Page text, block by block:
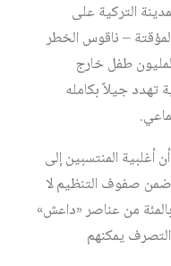
التركية على
– ناقوس الخطر
ونصف المليون طفل خارج
تهدد جيلاً بكامله
المنتسبين إلى
ونسبتهم ضمن صفوف التنظيم لا
يستهان بها، فقد تصل إلى 30 أو 40 بالمئة من عناصر «داعش»
يمكنهم